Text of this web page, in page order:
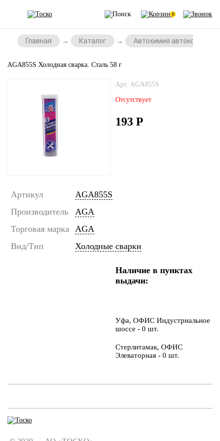
0
Главная Каталог Автохимия
AGA855S Холодная сварка. Сталь 58 г
Арт. AGA855S
Отсутствует
193 Р
Артикул
AGA855S
Производитель
AGA
Торговая марка AGA
Вид/Тип
Холодные сварки
Наличие в пунктах
выдачи:
Уфа, ОФИС Индустриальное
шоссе - 0 шт.
Стерлитамак, ОФИС
Элеваторная - 0 шт.